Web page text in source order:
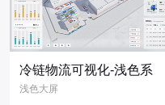
冷链物流可视化-浅色系
浅色大屏